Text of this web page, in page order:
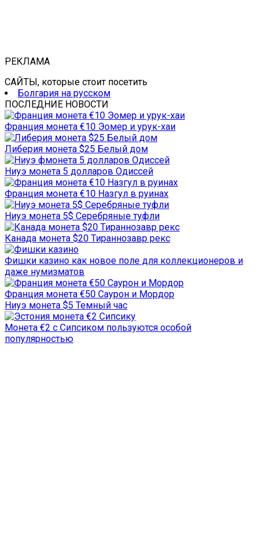
РЕКЛАМА
САЙТЫ, которые стоит посетить
Болгария на русском
ПОСЛЕДНИЕ НОВОСТИ
Франция монета €10 Эомер и урук-хаи
Либерия монета $25 Белый дом
Ниуэ монета 5 долларов Одиссей
Франция монета €10 Назгул в руинах
Ниуэ монета 5$ Серебряные туфли
Канада монета $20 Тираннозавр рекс
Фишки казино как новое поле для коллекционеров и
даже нумизматов
Франция монета €50 Саурон и Мордор
Ниуэ монета $5 Темный час
Монета €2 с Сипсиком пользуются особой
популярностью